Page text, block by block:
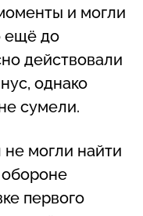
и могли
ещё до
действовали
однако
сумели.
могли найти
обороне
первого